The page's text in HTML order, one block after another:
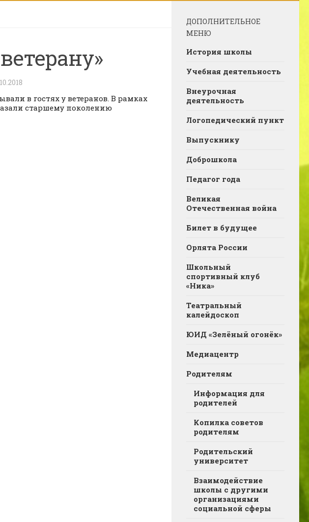
в гостях у ветеранов. В рамках
старшему поколению
ДОПОЛНИТЕЛЬНОЕ
МЕНЮ
История школы
Учебная деятельность
Внеурочная
деятельность
Логопедический пункт
Выпускнику
Доброшкола
Педагог года
Великая
Отечественная война
Билет в будущее
Орлята России
Школьный
спортивный клуб
«Ника»
Театральный
калейдоскоп
ЮИД «Зелёный огонёк»
Медиацентр
Родителям
Информация для
родителей
Копилка советов
родителям
Родительский
университет
Взаимодействие
школы с другими
организациями
социальной сферы